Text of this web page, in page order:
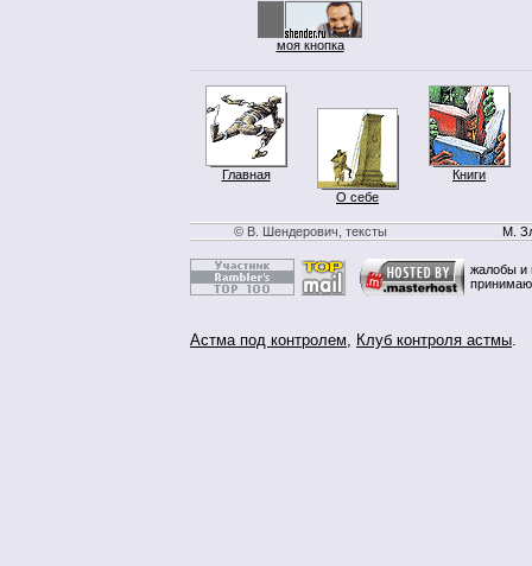
моя кнопка
Главная
О себе
Книги
© В. Шендерович, тексты М.
жалобы и
Астма под контролем, Клуб контроля астмы.